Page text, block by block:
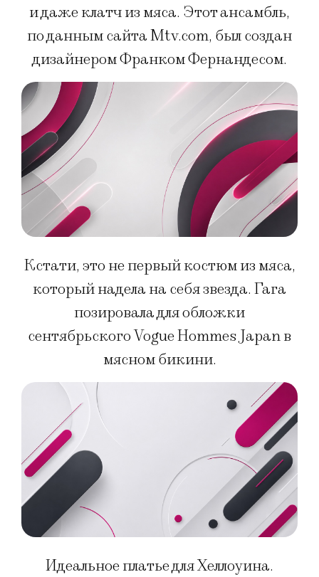
и даже клатч из мяса. Этот ансамбль,
по данным сайта Mtv.com, был создан
дизайнером Франком Фернандесом.
Кстати, это не первый костюм из мяса,
который надела на себя звезда. Гага
позировала для обложки
сентябрьского Vogue Hommes Japan в
мясном бикини.
Идеальное платье для Хеллоуина.